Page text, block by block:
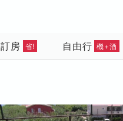
訂房 省! 自由行 機+酒